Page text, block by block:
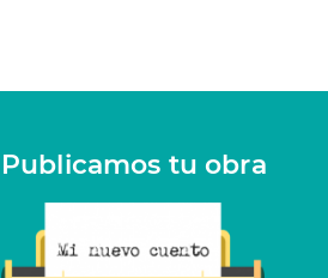
Publicamos tu obra